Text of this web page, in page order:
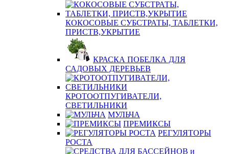
КОКОСОВЫЕ СУБСТРАТЫ, ТАБЛЕТКИ,
ПРИСТВ,УКРЫТИЕ
КРАСКА ПОБЕЛКА ДЛЯ
САДОВЫХ ДЕРЕВЬЕВ
КРОТООТПУГИВАТЕЛИ,
СВЕТИЛЬНИКИ
МУЛЬЧА
ПРЕМИКСЫ
РЕГУЛЯТОРЫ
РОСТА